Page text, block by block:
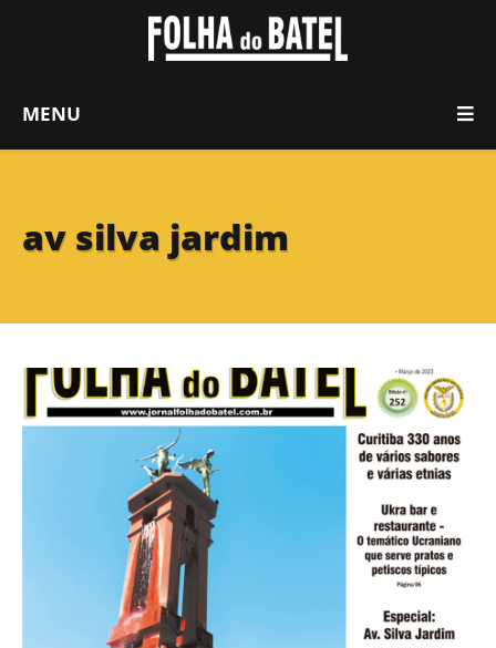
MENU
av silva jardim